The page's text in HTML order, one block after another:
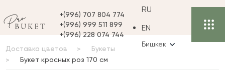
+(996) 707 804 774
+(996) 999 511 899
+(996) 228 074 744
RU
EN
Бишкек
Доставка цветов
Букеты
Букет красных роз 170 см